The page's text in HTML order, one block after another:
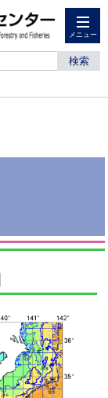
メニュー
検索